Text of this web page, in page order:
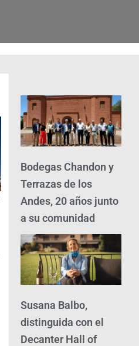
Bodegas Chandon y
Terrazas de los
Andes, 20 años junto
a su comunidad
Susana Balbo,
distinguida con el
Decanter Hall of